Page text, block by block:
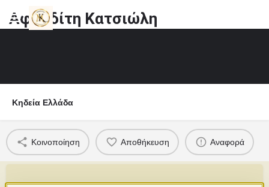
Αφροδίτη Κατσιώλη
Κηδεία Ελλάδα
Κοινοποίηση Αποθήκευση Αναφορά